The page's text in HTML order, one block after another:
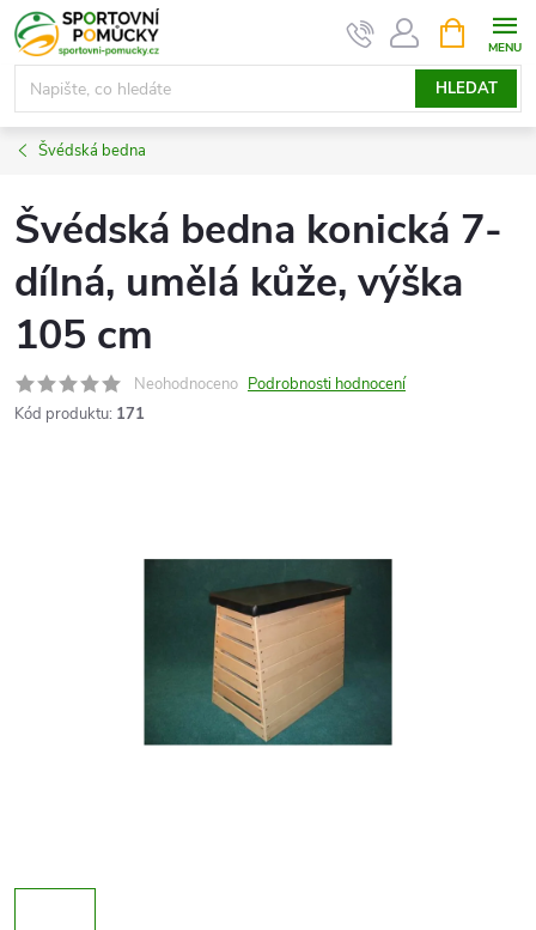
Přejít
na
obsah
HLEDAT
NÁKUPNÍ
KOŠÍK
Švédská bedna
Švédská bedna konická 7-
dílná, umělá kůže, výška
105 cm
Neohodnoceno Podrobnosti hodnocení
Kód produktu: 171